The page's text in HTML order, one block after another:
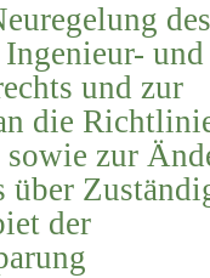
des
Ingenieur- und
und zur
die
zur
über
der